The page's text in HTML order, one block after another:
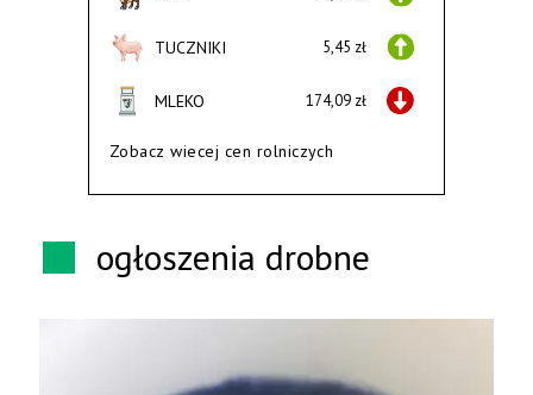
TUCZNIKI 5,45 zł
MLEKO 174,09 zł
Zobacz wiecej cen rolniczych
ogłoszenia drobne